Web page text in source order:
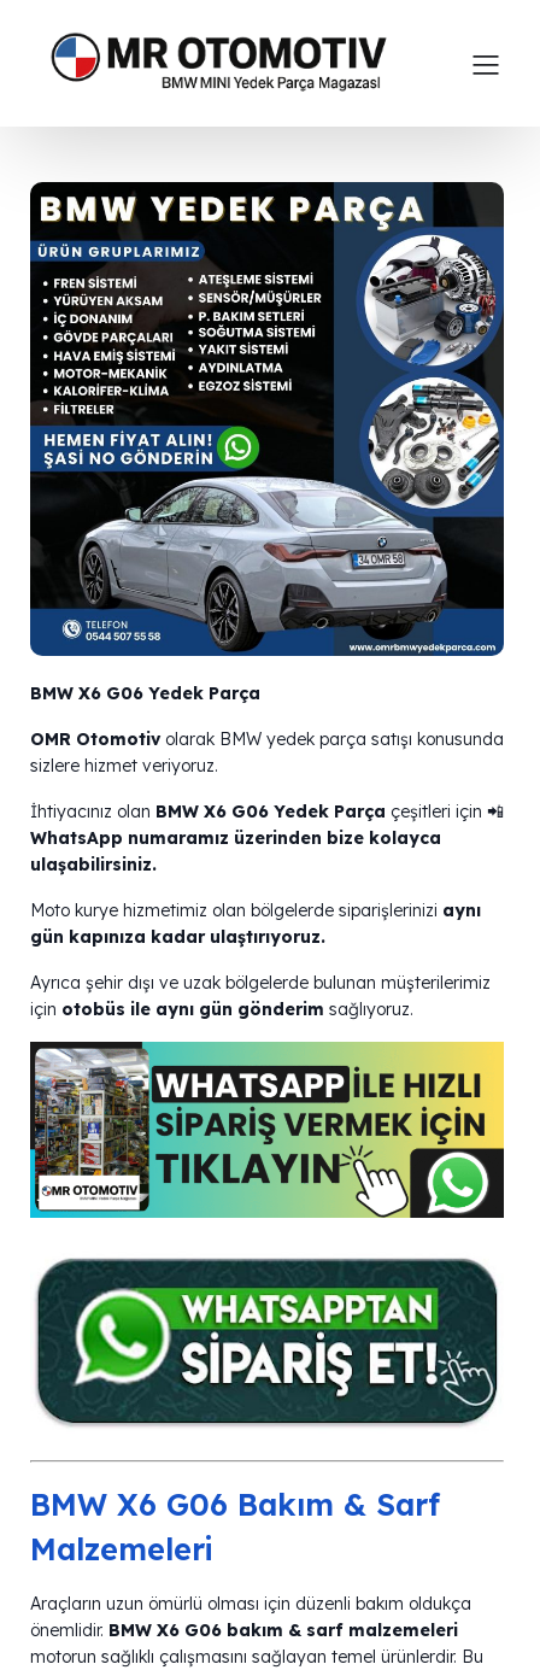
BMW X6 G06 Yedek Parça
OMR Otomotivolarak BMW yedek parça satışı konusunda
sizlere hizmet veriyoruz.
İhtiyacınız olan BMW X6 G06 Yedek Parça çeşitleri için 📲
WhatsApp numaramız üzerinden bize kolayca
ulaşabilirsiniz.
Moto kurye hizmetimiz olan bölgelerde siparişlerinizi aynı
gün kapınıza kadar ulaştırıyoruz.
Ayrıca şehir dışı ve uzak bölgelerde bulunan müşterilerimiz
için otobüs ile aynı gün gönderim sağlıyoruz.
BMW X6 G06 Bakım & Sarf
Malzemeleri
Araçların uzun ömürlü olması için düzenli bakım oldukça
önemlidir.
BMW X6 G06 bakım & sarf malzemeleri
motorun sağlıklı çalışmasını sağlayan temel ürünlerdir. Bu